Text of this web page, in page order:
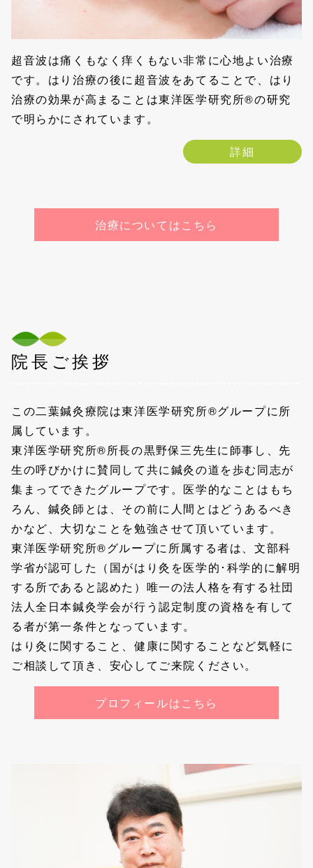
超音波は痛くもなく痒くもない非常に心地よい治療
です。はり治療の後に超音波をあてることで、はり
治療の効果が高まることは東洋医学研究所®の研究
で明らかにされています。
詳細
治療についてはこちら
院長ご挨拶
この二葉鍼灸療院は東洋医学研究所®グループに所
属しています。
東洋医学研究所®所長の黒野保三先生に師事し、先
生の呼びかけに賛同して共に鍼灸の道を歩む同志が
集まってできたグループです。医学的なことはもち
ろん、鍼灸師とは、その前に人間とはどうあるべき
かなど、大切なことを勉強させて頂いています。
東洋医学研究所®グループに所属する者は、文部科
学省が認可した（国がはり灸を医学的･科学的に解明
する所であると認めた）唯一の法人格を有する社団
法人全日本鍼灸学会が行う認定制度の資格を有して
る者が第一条件となっています。
はり灸に関すること、健康に関することなど気軽に
ご相談して頂き、安心してご来院ください。
プロフィールはこちら